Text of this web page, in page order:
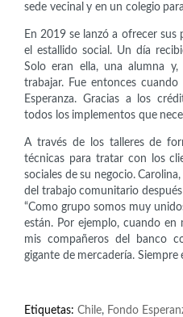
sede vecinal y en un colegio
En 2019 se lanzó a ofrecer
el estallido social. Un día
Solo eran ella, una alumna
trabajar. Fue entonces
Esperanza. Gracias a los
todos los implementos que
A través de los talleres de
técnicas para tratar con los
sociales de su negocio.
del trabajo comunitario
“Como grupo somos muy
están. Por ejemplo, cuando
mis compañeros del banco
gigante de mercadería. Siempre
Etiquetas: Chile, Fondo